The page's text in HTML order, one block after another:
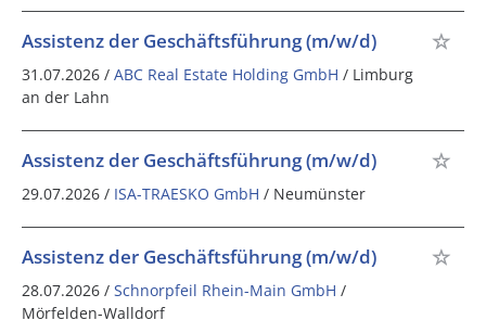
Assistenz der Geschäftsführung (m/w/d)
31.07.2026 / ABC Real Estate Holding GmbH / Limburg
an der Lahn
Assistenz der Geschäftsführung (m/w/d)
29.07.2026 / ISA-TRAESKO GmbH / Neumünster
Assistenz der Geschäftsführung (m/w/d)
28.07.2026 / Schnorpfeil Rhein-Main GmbH /
Mörfelden-Walldorf